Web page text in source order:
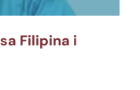
Filipina i